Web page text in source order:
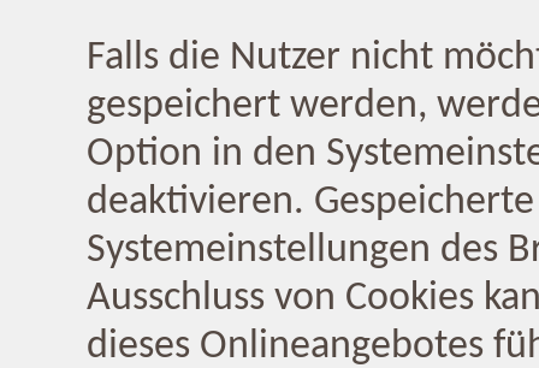
Falls die Nutzer nicht
gespeichert werden,
Option in den
deaktivieren.
Systemeinstellungen des
Ausschluss von Cookies
dieses Onlineangebotes